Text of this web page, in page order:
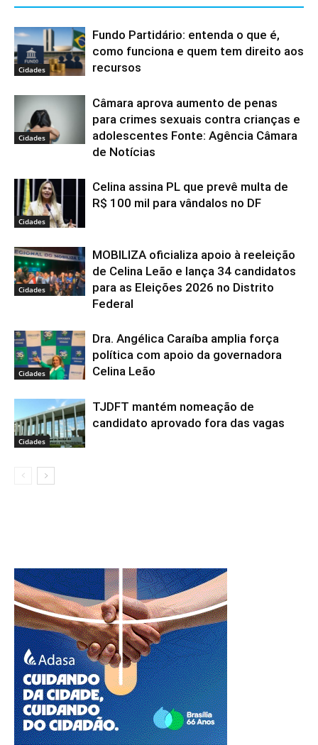
Cidades
Fundo Partidário: entenda o que é,
como funciona e quem tem direito aos
recursos
Cidades
Câmara aprova aumento de penas
para crimes sexuais contra crianças e
adolescentes Fonte: Agência Câmara
de Notícias
Cidades
Celina assina PL que prevê multa de
R$ 100 mil para vândalos no DF
Cidades
MOBILIZA oficializa apoio à reeleição
de Celina Leão e lança 34 candidatos
para as Eleições 2026 no Distrito
Federal
Cidades
Dra. Angélica Caraíba amplia força
política com apoio da governadora
Celina Leão
Cidades
TJDFT mantém nomeação de
candidato aprovado fora das vagas